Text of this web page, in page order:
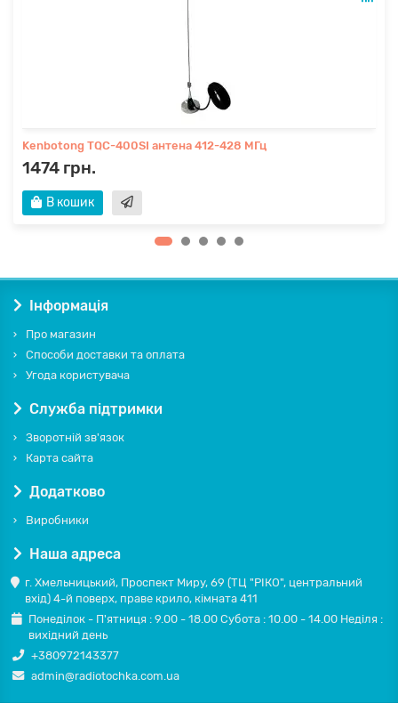
Kenbotong TQC-400SI антена 412-428 МГц
1474 грн.
В кошик
Інформація
Про магазин
Способи доставки та оплата
Угода користувача
Служба підтримки
Зворотній зв'язок
Карта сайта
Додатково
Виробники
Наша адреса
г. Хмельницький, Проспект Миру, 69 (ТЦ "РІКО", центральний
вхід) 4-й поверх, праве крило, кімната 411
Понеділок - П'ятниця : 9.00 - 18.00 Субота : 10.00 - 14.00 Неділя :
вихідний день
+380972143377
admin@radiotochka.com.ua